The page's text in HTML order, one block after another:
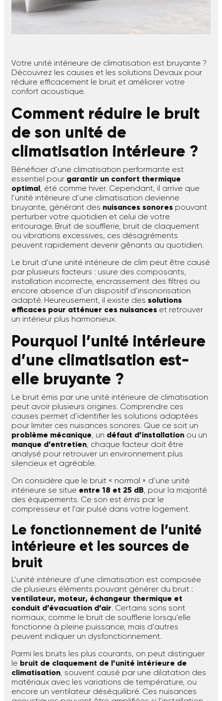
Votre unité intérieure de climatisation est bruyante ?
Découvrez les causes et les solutions Devaux pour
réduire efficacement le bruit et améliorer votre
confort acoustique.
Comment réduire le bruit
de son unité de
climatisation intérieure ?
Bénéficier d’une climatisation performante est
essentiel pour garantir un confort thermique
optimal, été comme hiver. Cependant, il arrive que
l’unité intérieure d’une climatisation devienne
bruyante, générant des nuisances sonores pouvant
perturber votre quotidien et celui de votre
entourage. Bruit de soufflerie, bruit de claquement
ou vibrations excessives, ces désagréments
peuvent rapidement devenir gênants au quotidien.
Le bruit d’une unité intérieure de clim peut être causé
par plusieurs facteurs : usure des composants,
installation incorrecte, encrassement des filtres ou
encore absence d’un dispositif d’insonorisation
adapté. Heureusement, il existe des solutions
efficaces pour atténuer ces nuisances et retrouver
un intérieur plus harmonieux.
Pourquoi l’unité intérieure
d’une climatisation est-
elle bruyante ?
Le bruit émis par une unité intérieure de climatisation
peut avoir plusieurs origines. Comprendre ces
causes permet d’identifier les solutions adaptées
pour limiter ces nuisances sonores. Que ce soit un
problème mécanique, un défaut d’installation ou un
manque d’entretien, chaque facteur doit être
analysé pour retrouver un environnement plus
silencieux et agréable.
On considère que le bruit « normal » d’une unité
intérieure se situe entre 18 et 25 dB, pour la majorité
des équipements. Ce son est émis par le
compresseur et l’air pulsé dans votre logement.
Le fonctionnement de l’unité
intérieure et les sources de
bruit
L’unité intérieure d’une climatisation est composée
de plusieurs éléments pouvant générer du bruit :
ventilateur, moteur, échangeur thermique et
conduit d’évacuation d’air. Certains sons sont
normaux, comme le bruit de soufflerie lorsqu’elle
fonctionne à pleine puissance, mais d’autres
peuvent indiquer un dysfonctionnement.
Parmi les bruits les plus courants, on peut distinguer
le bruit de claquement de l’unité intérieure de
climatisation, souvent causé par une dilatation des
matériaux avec les variations de température, ou
encore un ventilateur déséquilibré. Ces nuisances